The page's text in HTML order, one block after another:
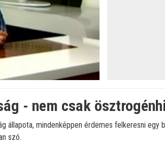
- nem csak
állapota, mindenképpen érdemes felkeresni
szó.